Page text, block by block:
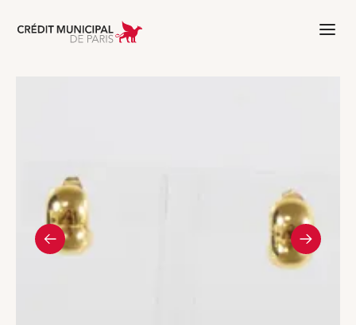
Aller à l'accueil de Crédit Municipal